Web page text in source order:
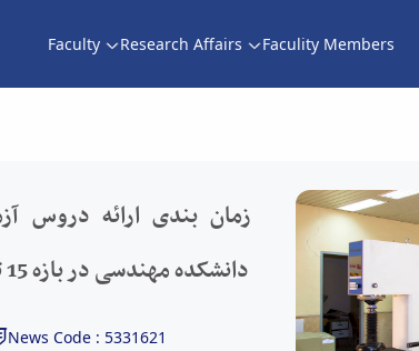
Faculty Research Affairs Faculity Members
زمان بندی ارائه دروس
دانشکده مهندسی در بازه 15 تا 27 شهریور ماه 1399
News Code : 5331621